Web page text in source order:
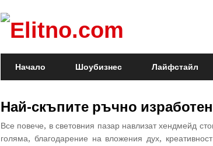
Начало Шоубизнес Лайфстайл
Най-скъпите ръчно
Все повече, в световния пазар навлизат хендмейд
голяма, благодарение на вложения дух,